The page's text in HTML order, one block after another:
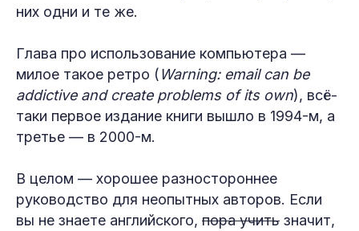
них одни и те же.
Глава про использование компьютера —
милое такое ретро (Warning: email can be
addictive and create problems of its own), всё-
таки первое издание книги вышло в 1994-м, а
третье — в 2000-м.
В целом — хорошее разностороннее
руководство для неопытных авторов. Если
вы не знаете английского, пора учить значит,